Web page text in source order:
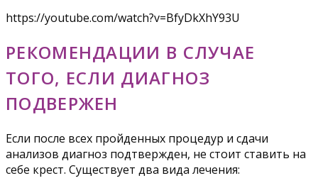
https://youtube.com/watch?v=BfyDkXhY93U
РЕКОМЕНДАЦИИ В СЛУЧАЕ
ТОГО, ЕСЛИ ДИАГНОЗ
ПОДВЕРЖЕН
Если после всех пройденных процедур и сдачи
анализов диагноз подтвержден, не стоит ставить на
себе крест. Существует два вида лечения: